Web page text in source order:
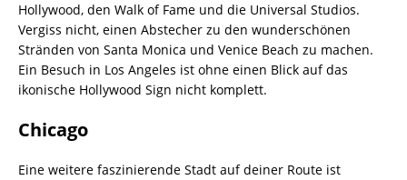
Hollywood, den Walk of Fame und die Universal Studios.
Vergiss nicht, einen Abstecher zu den wunderschönen
Stränden von Santa Monica und Venice Beach zu machen.
Ein Besuch in Los Angeles ist ohne einen Blick auf das
ikonische Hollywood Sign nicht komplett.
Chicago
Eine weitere faszinierende Stadt auf deiner Route ist